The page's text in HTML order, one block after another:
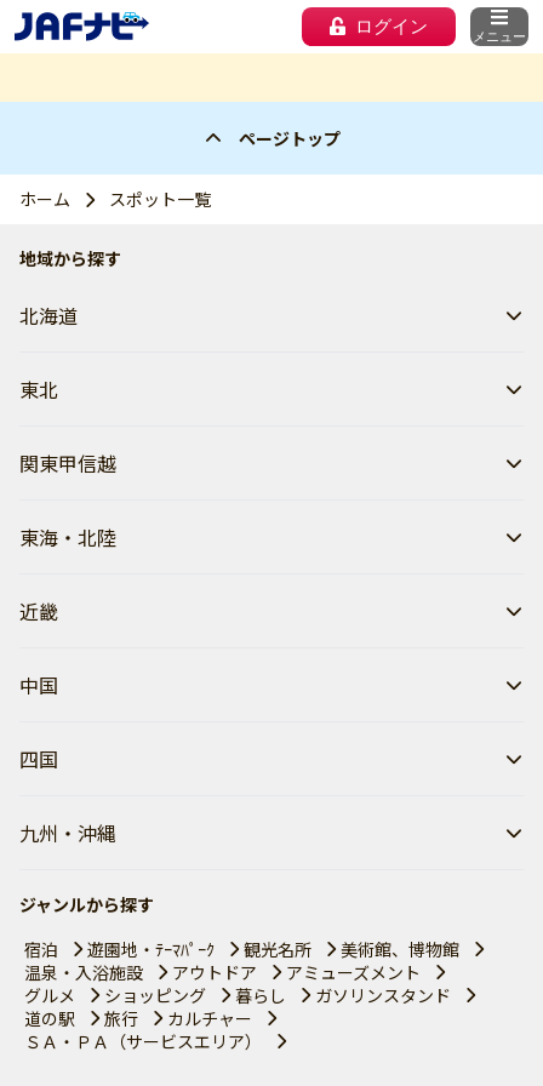
ログイン メニュー
ページトップ
ホーム スポット一覧
地域から探す
北海道
東北
関東甲信越
東海・北陸
近畿
中国
四国
九州・沖縄
ジャンルから探す
宿泊
遊園地・ﾃｰﾏﾊﾟｰｸ 観光名所
美術館、博物館
温泉・入浴施設
アウトドア
アミューズメント
グルメ
ショッピング 暮らし
ガソリンスタンド
道の駅
旅行
カルチャー
ＳＡ・ＰＡ（サービスエリア）